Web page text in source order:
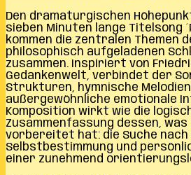
Den dramaturgischen
sieben Minuten lange Titelsong
kommen die zentralen Themen
philosophisch aufgeladenen
zusammen. Inspiriert von
Gedankenwelt, verbindet der
Strukturen, hymnische
außergewöhnliche emotionale
Komposition wirkt wie die
Zusammenfassung dessen, was
vorbereitet hat: die Suche
Selbstbestimmung und
einer zunehmend